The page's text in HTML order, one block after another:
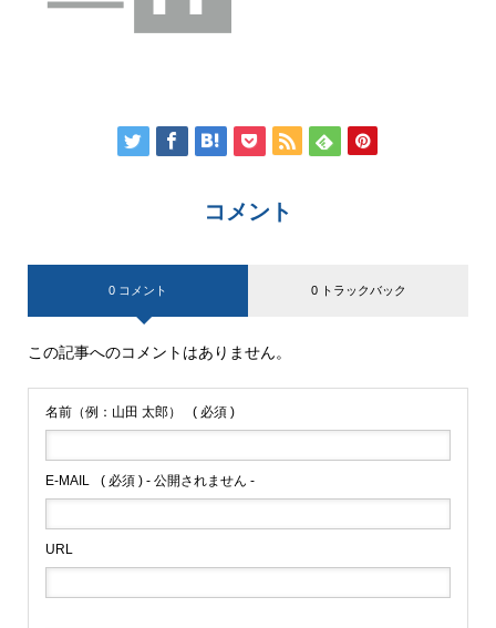
コメント
0 コメント 0 トラックバック
この記事へのコメントはありません。
名前（例：山田 太郎） ( 必須 )
E-MAIL ( 必須 ) - 公開されません -
URL